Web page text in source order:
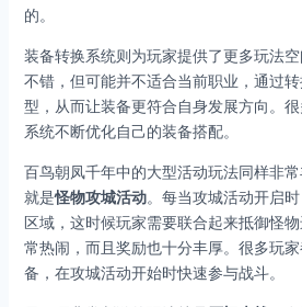
的。
装备转换系统则为玩家提供了更多玩法
不错，但可能并不适合当前职业，通过
型，从而让装备更符合自身发展方向。
系统不断优化自己的装备搭配。
百鸟朝凤千年中的大型活动玩法同样非
就是怪物攻城活动。每当攻城活动开启
区域，这时候玩家需要联合起来抵御怪
常热闹，而且奖励也十分丰厚。很多玩
备，在攻城活动开始时快速参与战斗。